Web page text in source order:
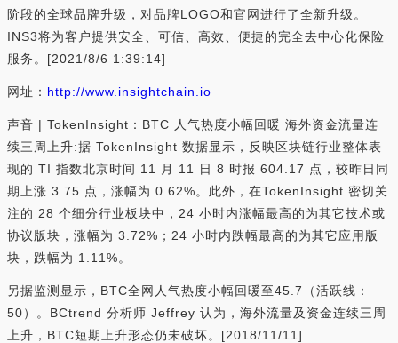
阶段的全球品牌升级，对品牌LOGO和官网进行了全新升级。
INS3将为客户提供安全、可信、高效、便捷的完全去中心化保险
服务。[2021/8/6 1:39:14]
网址： http://www.insightchain.io
声音 | TokenInsight：BTC 人气热度小幅回暖 海外资金流量连
续三周上升:据 TokenInsight 数据显示，反映区块链行业整体表
现的 TI 指数北京时间 11 月 11 日 8 时报 604.17 点，较昨日同
期上涨 3.75 点，涨幅为 0.62%。此外，在TokenInsight 密切关
注的 28 个细分行业板块中，24 小时内涨幅最高的为其它技术或
协议版块，涨幅为 3.72%；24 小时内跌幅最高的为其它应用版
块，跌幅为 1.11%。
另据监测显示，BTC全网人气热度小幅回暖至45.7（活跃线：
50）。BCtrend 分析师 Jeffrey 认为，海外流量及资金连续三周
上升，BTC短期上升形态仍未破坏。[2018/11/11]